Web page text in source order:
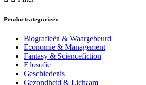
Productcategorieën
Biografieën & Waargebeurd
Economie & Management
Fantasy & Sciencefiction
Filosofie
Geschiedenis
Gezondheid & Lichaam